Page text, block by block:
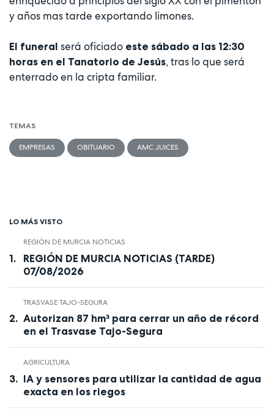
y años mas tarde exportando limones.
El funeral será oficiado este sábado a las 12:30
horas en el Tanatorio de Jesús, tras lo que será
enterrado en la cripta familiar.
TEMAS
EMPRESAS OBITUARIO AMC JUICES
LO MÁS VISTO
REGIÓN DE MURCIA NOTICIAS
REGIÓN DE MURCIA NOTICIAS (TARDE)
07/08/2026
TRASVASE TAJO-SEGURA
Autorizan 87 hm³ para cerrar un año de récord
en el Trasvase Tajo-Segura
AGRICULTURA
IA y sensores para utilizar la cantidad de agua
exacta en los riegos